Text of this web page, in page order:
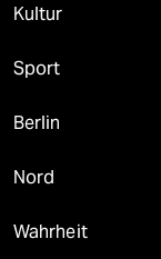
Kultur
Sport
Berlin
Nord
Wahrheit